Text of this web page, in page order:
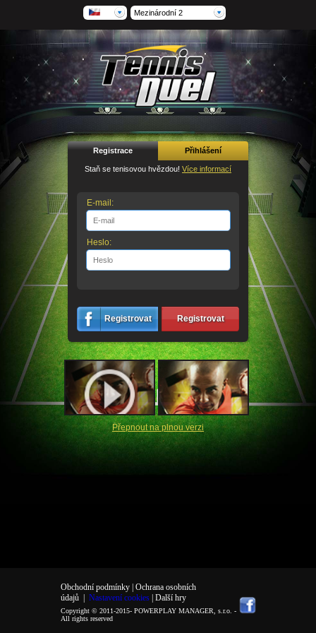
Mezinárodní 2
Registrace Přihlášení
Staň se tenisovou hvězdou! Více informací
E-mail:
Heslo:
Registrovat Registrovat
Přepnout na plnou verzi
Obchodní podmínky | Ochrana osobních
údajů| Nastavení cookies | Další hry
Copyright © 2011-2015- POWERPLAY MANAGER, s.r.o. -
All rights reserved